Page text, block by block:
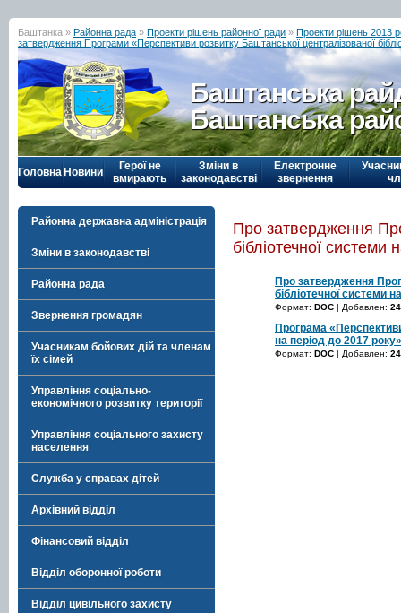
Баштанка » Районна рада » Проекти рішень районної ради » Проекти рішень 2013
затвердження Програми «Перспективи розвитку Баштанської централізованої
Баштанська
Баштанська
Головна Новини
Герої не
вмирають
Зміни в
законодавстві
Електронне
звернення
Районна державна адміністрація
Зміни в законодавстві
Районна рада
Звернення громадян
Учасникам бойових дій та членам
їх сімей
Управління соціально-
економічного розвитку території
Управління соціального захисту
населення
Служба у справах дітей
Архівний відділ
Фінансовий відділ
Відділ оборонної роботи
Відділ цивільного захисту
Про затвердження
бібліотечної
Про затвердження
бібліотечної системи
Формат: DOC | Добавлен:
Програма
на період до 2017 року»
Формат: DOC | Добавлен: